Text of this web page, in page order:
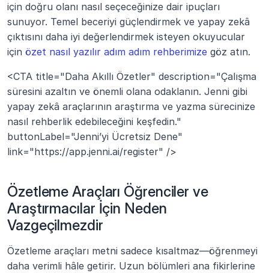
için doğru olanı nasıl seçeceğinize dair ipuçları
sunuyor. Temel beceriyi güçlendirmek ve yapay zekâ
çıktısını daha iyi değerlendirmek isteyen okuyucular
için özet nasıl yazılır adım adım rehberimize göz atın.
<CTA title="Daha Akıllı Özetler" description="Çalışma
süresini azaltın ve önemli olana odaklanın. Jenni gibi
yapay zekâ araçlarının araştırma ve yazma sürecinize
nasıl rehberlik edebileceğini keşfedin."
buttonLabel="Jenni’yi Ücretsiz Dene"
link="https://app.jenni.ai/register" />
Özetleme Araçları Öğrenciler ve
Araştırmacılar İçin Neden
Vazgeçilmezdir
Özetleme araçları metni sadece kısaltmaz—öğrenmeyi
daha verimli hâle getirir. Uzun bölümleri ana fikirlerine